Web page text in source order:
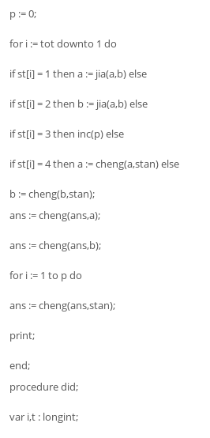
p := 0;
for i := tot downto 1 do
if st[i] = 1 then a := jia(a,b) else
if st[i] = 2 then b := jia(a,b) else
if st[i] = 3 then inc(p) else
if st[i] = 4 then a := cheng(a,stan) else
b := cheng(b,stan);
ans := cheng(ans,a);
ans := cheng(ans,b);
for i := 1 to p do
ans := cheng(ans,stan);
print;
end;
procedure did;
var i,t : longint;